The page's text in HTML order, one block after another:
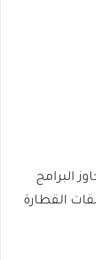
البرامج
القطارة